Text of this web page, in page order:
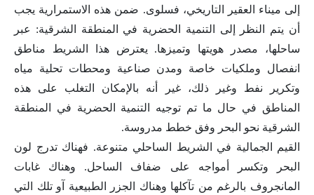
إلى ميناء العقير التاريخي، فسلوى. ضمن هذه الاستمرارية يجب
أن يتم النظر إلى التنمية الحضرية في المنطقة الشرقية: عبر
ساحلها، مصدر هويتها وتميزها. يعترض هذا الشريط مناطق
انفصال وملكيات خاصة ومدن صناعية ومحطات تحلية مياه
وتكرير نفط وغير ذلك، غير أنه بالإمكان التغلب على هذه
المناطق في حال ما تم توجيه التنمية الحضرية في المنطقة
الشرقية نحو البحر وفق خطط مدروسة.
القيم الجمالية في الشريط الساحلي متنوعة. فهناك تدرج لون
البحر وتكسر أمواجه على ضفاف الساحل. وهناك غابات
المانجروف بالرغم من تآكلها وهناك الجزر الطبيعية آو تلك التي